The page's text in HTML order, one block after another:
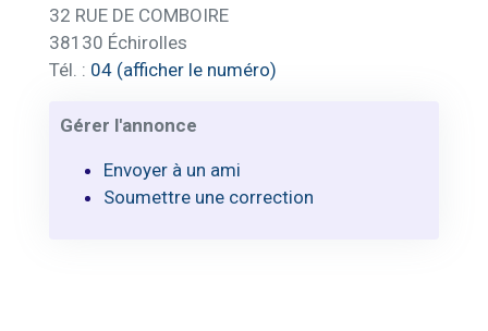
32 RUE DE COMBOIRE
38130 Échirolles
Tél. : 04 (afficher le numéro)
Gérer l'annonce
Envoyer à un ami
Soumettre une correction